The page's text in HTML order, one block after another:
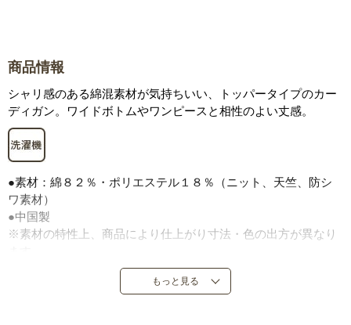
商品情報
シャリ感のある綿混素材が気持ちいい、トッパータイプのカー
ディガン。ワイドボトムやワンピースと相性のよい丈感。
●素材：綿８２％・ポリエステル１８％（ニット、天竺、防シ
ワ素材）
●中国製
※素材の特性上、商品により仕上がり寸法・色の出方が異なり
もっと見る